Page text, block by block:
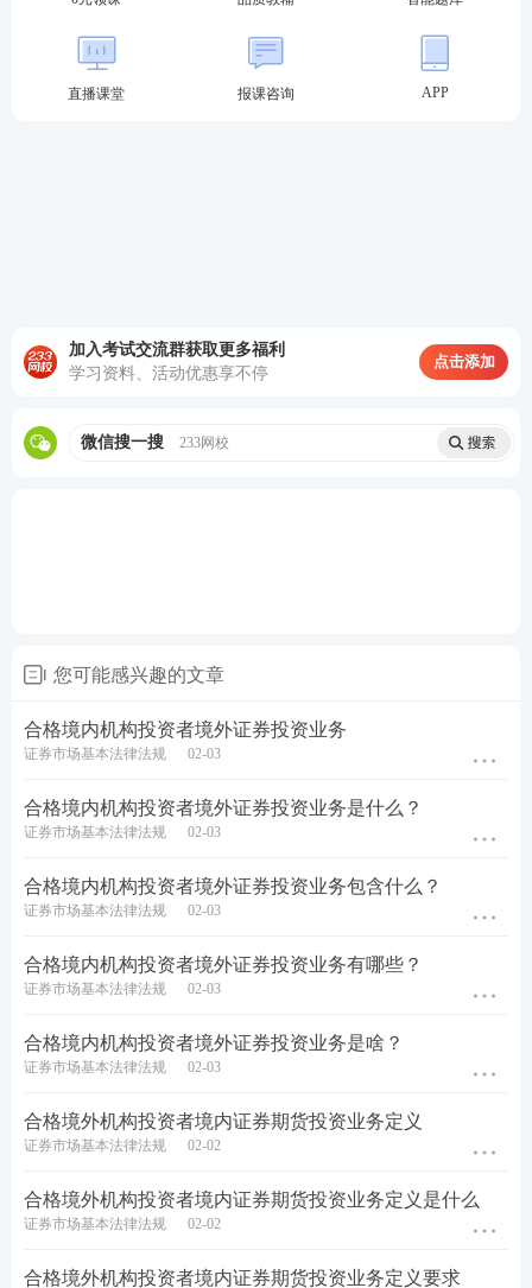
进入冲刺阶
段学习>>
直播密训班
（学习时长：
刷题巩固，查
漏补缺，练
答疑互助：添加233网校证券从业学霸君微信号【
233wx】加入233网校备考大家庭，我们共同学习一起
进步相约拿证！
券行业薪资查询】
直播课堂 报课咨询 APP
加入考试交流群获取更多福利
学习资料、活动优惠享不停
点击添加
微信搜一搜 233网校
您可能感兴趣的文章
合格境内机构投资者境外证券投资业务
证券市场基本法律法规 02-03
合格境内机构投资者境外证券投资业务是什么？
证券市场基本法律法规 02-03
合格境内机构投资者境外证券投资业务包含什么？
证券市场基本法律法规 02-03
合格境内机构投资者境外证券投资业务有哪些？
证券市场基本法律法规 02-03
合格境内机构投资者境外证券投资业务是啥？
证券市场基本法律法规 02-03
合格境外机构投资者境内证券期货投资业务定义
证券市场基本法律法规 02-02
合格境外机构投资者境内证券期货投资业务定义是什么
证券市场基本法律法规 02-02
合格境外机构投资者境内证券期货投资业务定义要求